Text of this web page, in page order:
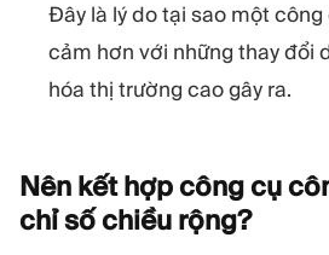
Đây là lý do tại sao một công
cảm hơn với những thay đổi
hóa thị trường cao gây ra.
Nên kết hợp công cụ
chỉ số chiều rộng?